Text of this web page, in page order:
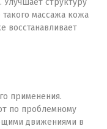
Улучшает структуру
массажа кожа
восстанавливает
применения.
по проблемному
движениями в